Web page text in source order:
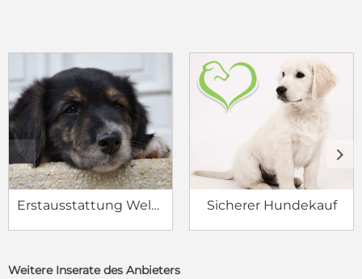
Erstausstattung Welpe Sicherer Hundekauf
c d
Weitere Inserate des Anbieters